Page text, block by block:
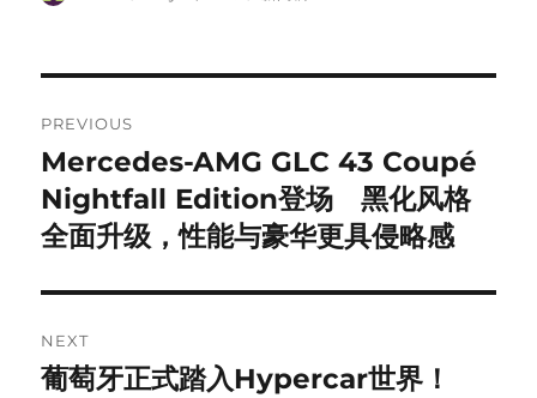
navigation
PREVIOUS
Previous
post:
Mercedes-AMG GLC 43 Coupé
Nightfall Edition登场 黑化风格
全面升级，性能与豪华更具侵略感
NEXT
Next
葡萄牙正式踏入Hypercar世界！